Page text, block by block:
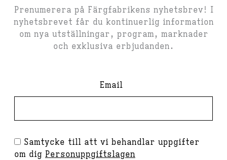
Prenumerera på Färgfabrikens nyhetsbrev! I
nyhetsbrevet får du kontinuerlig information
om nya utställningar, program, marknader
och exklusiva erbjudanden.
Email
Samtycke till att vi behandlar uppgifter
om dig Personuppgiftslagen